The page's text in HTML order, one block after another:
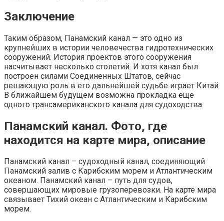
Заключение
Таким образом, Панамский канал — это одно из
крупнейших в истории человечества гидротехнических
сооружений. История проектов этого сооружения
насчитывает несколько столетий. И хотя канал был
построен силами Соединенных Штатов, сейчас
решающую роль в его дальнейшей судьбе играет Китай.
В ближайшем будущем возможна прокладка еще
одного трансамериканского канала для судоходства.
Панамский канал. Фото, где
находится на карте мира, описание
Панамский канал – судоходный канал, соединяющий
Панамский залив с Карибским морем и Атлантическим
океаном. Панамский канал – путь для судов,
совершающих мировые грузоперевозки. На карте мира
связывает Тихий океан с Атлантическим и Карибским
морем.